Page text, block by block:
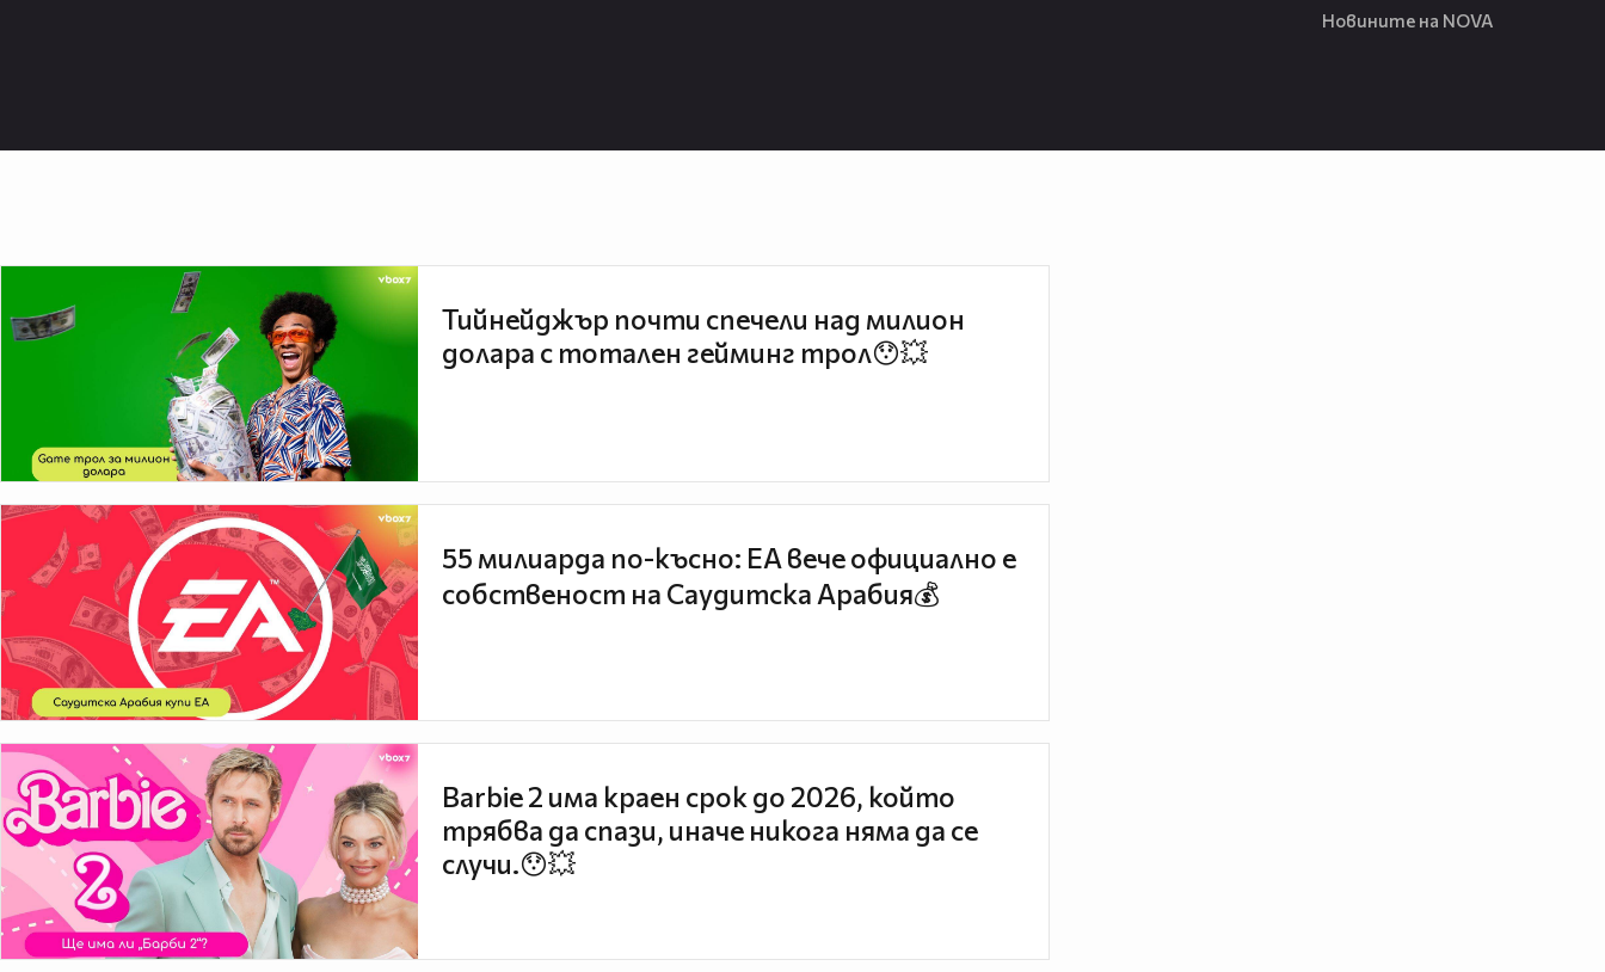
Новините на NOVA
Тийнейджър почти спечели над милион
долара с тотален гейминг трол😯💥
55 милиарда по-късно: EA вече официално е
собственост на Саудитска Арабия💰
Barbie 2 има краен срок до 2026, който
трябва да спази, иначе никога няма да се
случи.😯💥